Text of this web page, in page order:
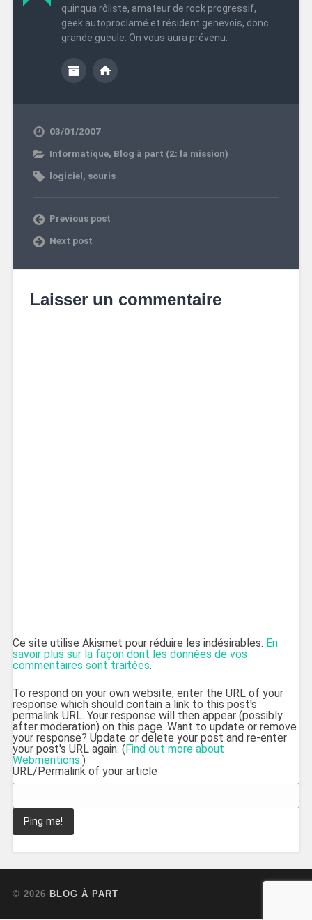
quinqua rôliste, amateur de rock progressif,
geek autoproclamé et résident genevois, donc
grande gueule. On vous aura prévenu.
03/01/2007
Informatique, Blog à part (2: la mission)
logiciel, souris
Previous post
Next post
Laisser un commentaire
Ce site utilise Akismet pour réduire les indésirables. En
savoir plus sur la façon dont les données de vos
commentaires sont traitées.
To respond on your own website, enter the URL of your
response which should contain a link to this post's
permalink URL. Your response will then appear (possibly
after moderation) on this page. Want to update or remove
your response? Update or delete your post and re-enter
your post's URL again. ( Find out more about
Webmentions.)
URL/Permalink of your article
© 2026 BLOG À PART